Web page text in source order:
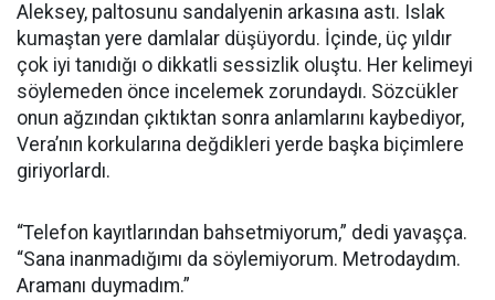
Aleksey, paltosunu sandalyenin arkasına astı. Islak
kumaştan yere damlalar düşüyordu. İçinde, üç yıldır
çok iyi tanıdığı o dikkatli sessizlik oluştu. Her kelimeyi
söylemeden önce incelemek zorundaydı. Sözcükler
onun ağzından çıktıktan sonra anlamlarını kaybediyor,
Vera’nın korkularına değdikleri yerde başka biçimlere
giriyorlardı.
“Telefon kayıtlarından bahsetmiyorum,” dedi yavaşça.
“Sana inanmadığımı da söylemiyorum. Metrodaydım.
Aramanı duymadım.”